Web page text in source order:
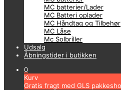
MC batterier/Lader
MC Batteri oplader
MC Håndtag og Tilbehør
MC Låse
Mc Solbriller
Udsalg
Åbningstider i butikken
0
Kurv
Gratis fragt med GLS